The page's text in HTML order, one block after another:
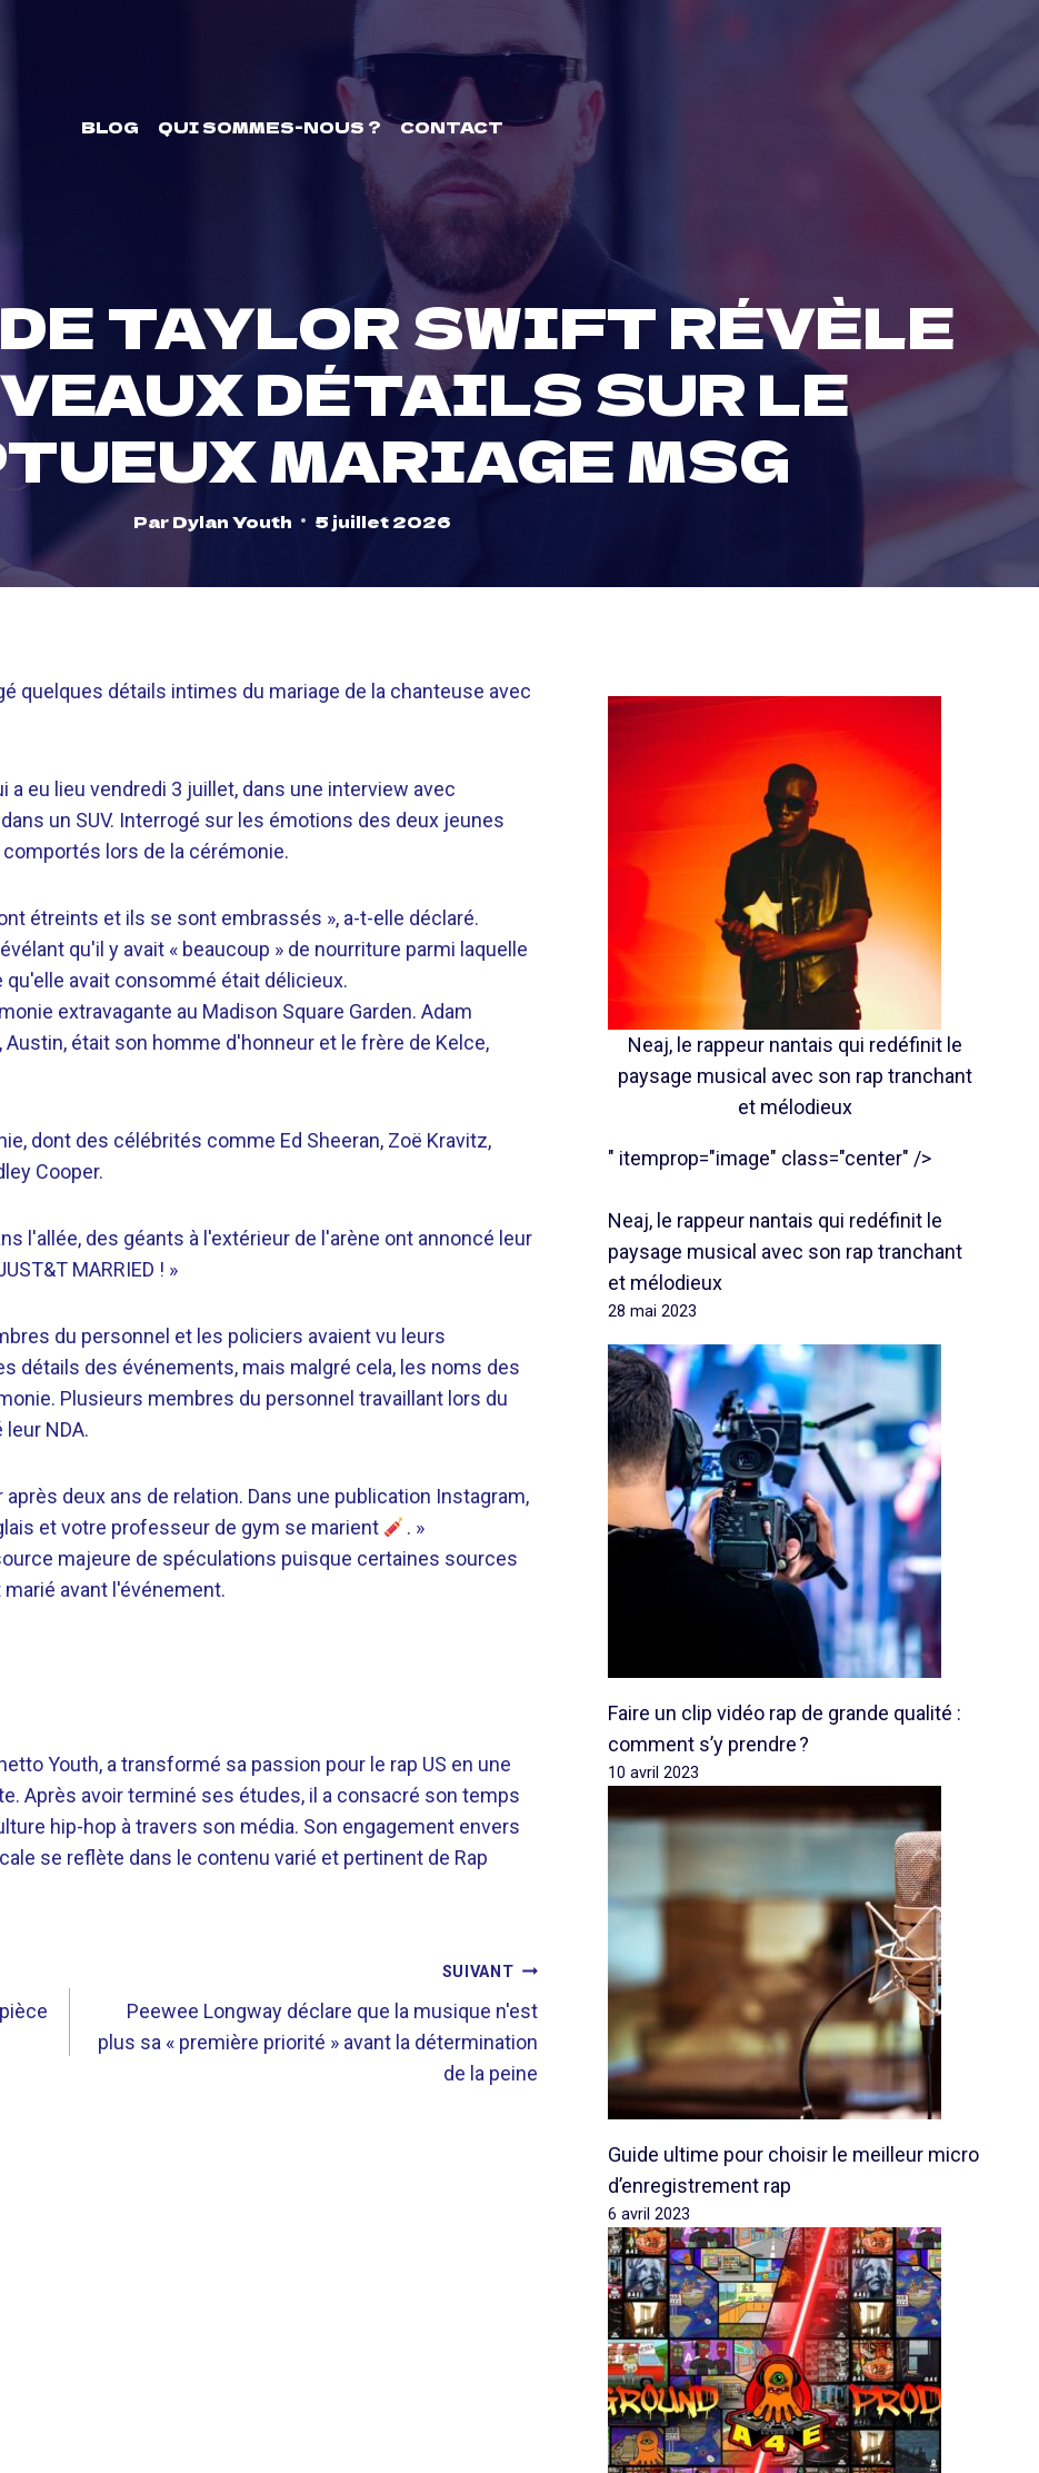
BLOG QUI SOMMES-NOUS ? CONTACT
TAYLOR SWIFT RÉVÈLE
DÉTAILS SUR LE
MARIAGE MSG
ParDylan Youth 5 juillet 2026
quelques détails intimes du mariage de la chanteuse avec
a eu lieu vendredi 3 juillet, dans une interview avec
un SUV. Interrogé sur les émotions des deux jeunes
lors de la cérémonie.
étreints et ils se sont embrassés », a-t-elle déclaré.
qu'il y avait « beaucoup » de nourriture parmi laquelle
avait consommé était délicieux.
extravagante au Madison Square Garden. Adam
était son homme d'honneur et le frère de Kelce,
dont des célébrités comme Ed Sheeran, Zoë Kravitz,
Cooper.
l'allée, des géants à l'extérieur de l'arène ont annoncé leur
MARRIED ! »
du personnel et les policiers avaient vu leurs
détails des événements, mais malgré cela, les noms des
Plusieurs membres du personnel travaillant lors du
NDA.
deux ans de relation. Dans une publication Instagram,
et votre professeur de gym se marient
. »
majeure de spéculations puisque certaines sources
avant l'événement.
Youth, a transformé sa passion pour le rap US en une
Après avoir terminé ses études, il a consacré son temps
hip-hop à travers son média. Son engagement envers
se reflète dans le contenu varié et pertinent de Rap
SUIVANT
Peewee Longway déclare que la musique n'est
plus sa « première priorité » avant la détermination
de la peine
Neaj, le rappeur nantais qui redéfinit le
paysage musical avec son rap tranchant
et mélodieux
" itemprop="image" class="center" />
Neaj, le rappeur nantais qui redéfinit le
paysage musical avec son rap tranchant
et mélodieux
28 mai 2023
Faire un clip vidéo rap de grande qualité :
comment s’y prendre ?
10 avril 2023
Guide ultime pour choisir le meilleur micro
d’enregistrement rap
6 avril 2023